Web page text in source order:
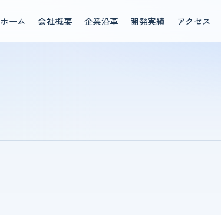
ホーム 会社概要 企業沿革 開発実績 アクセス